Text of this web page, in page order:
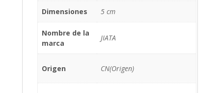
Dimensiones 5 cm
Nombre de la
marca
JIATA
Origen CN(Origen)